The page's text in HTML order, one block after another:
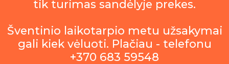
tik turimas sandėlyje prekes.
Šventinio laikotarpio metu užsakymai
gali kiek vėluoti. Plačiau - telefonu
+370 683 59548